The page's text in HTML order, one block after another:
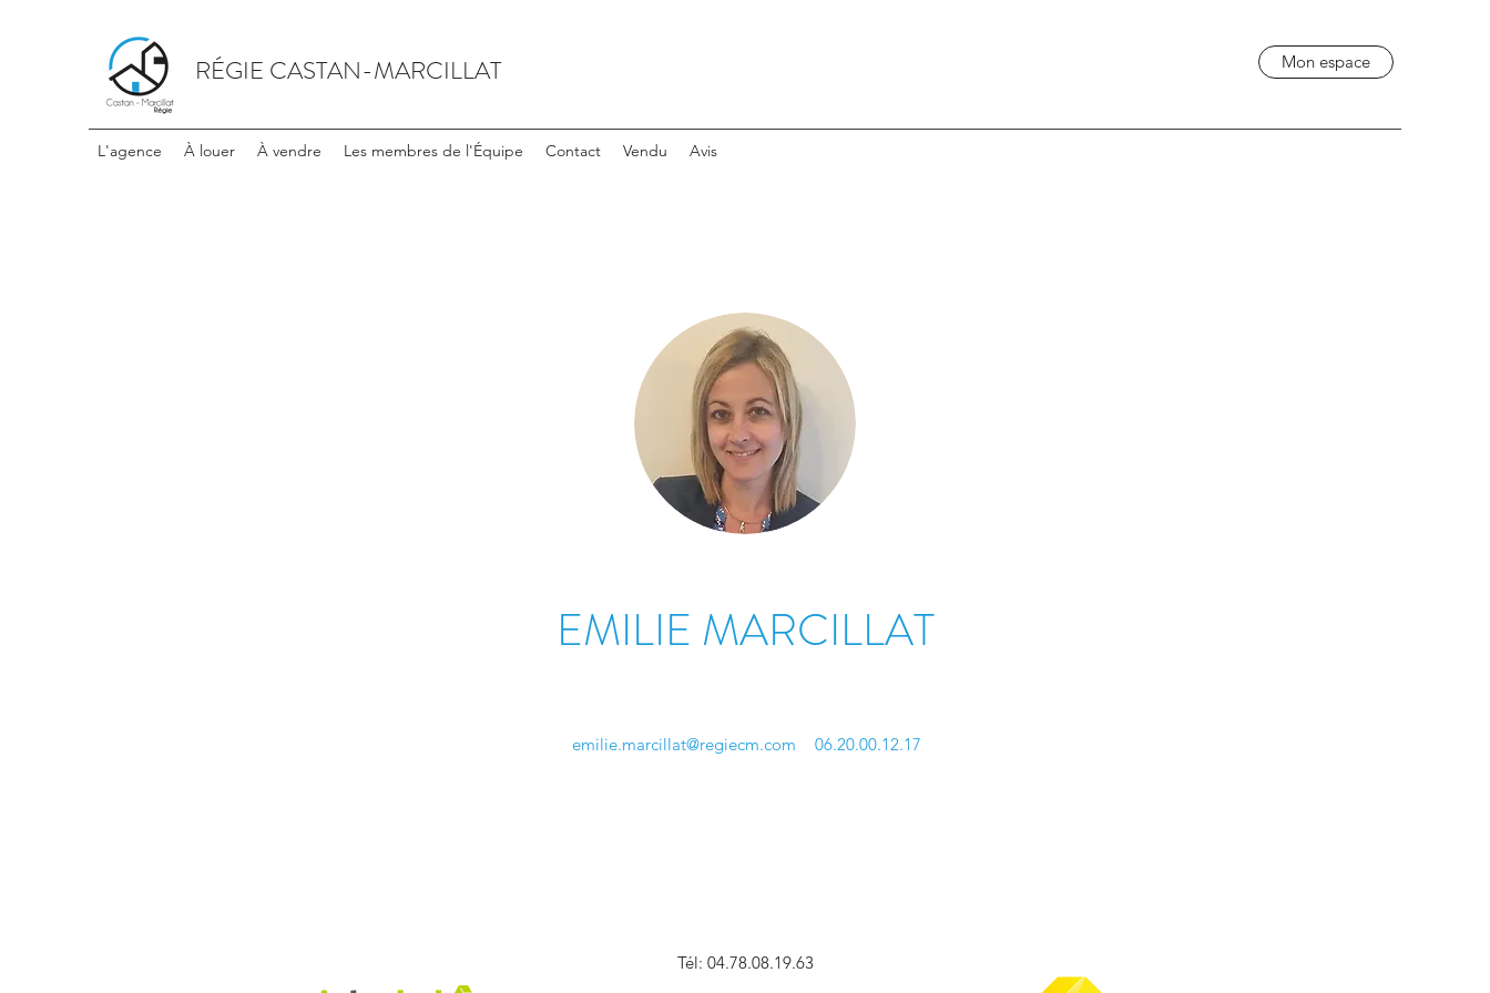
RÉGIE CASTAN-MARCILLAT Mon espace
L'agence À louer À vendre Les membres de l'Équipe Contact Vendu Avis
EMILIE MARCILLAT
emilie.marcillat@regiecm.com 06.20.00.12.17
Tél: 04.78.08.19.63